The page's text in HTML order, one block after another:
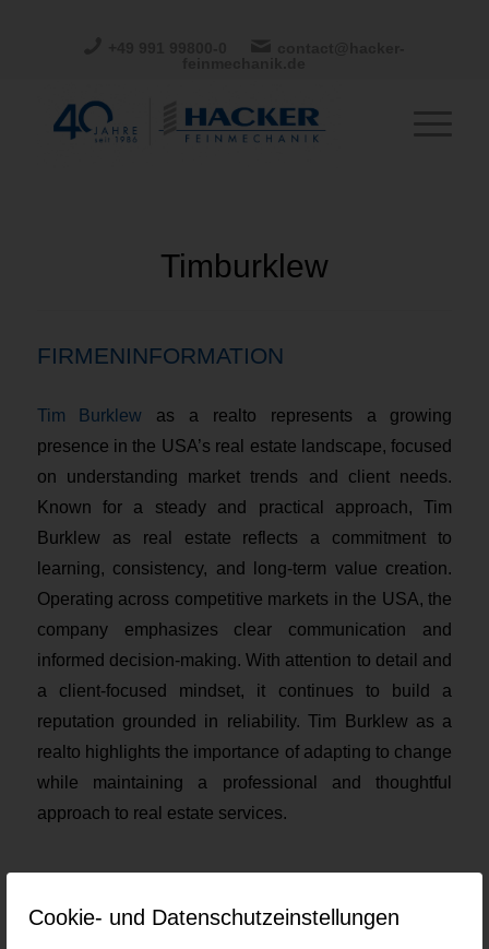
Cookie- und Datenschutzeinstellungen
Timburklew
FIRMENINFORMATION
Tim Burklew as a realto represents a growing
presence in the USA’s real estate landscape, focused
on understanding market trends and client needs.
Known for a steady and practical approach, Tim
Burklew as real estate reflects a commitment to
learning, consistency, and long-term value creation.
Operating across competitive markets in the USA, the
company emphasizes clear communication and
informed decision-making. With attention to detail and
a client-focused mindset, it continues to build a
reputation grounded in reliability. Tim Burklew as a
realto highlights the importance of adapting to change
while maintaining a professional and thoughtful
approach to real estate services.